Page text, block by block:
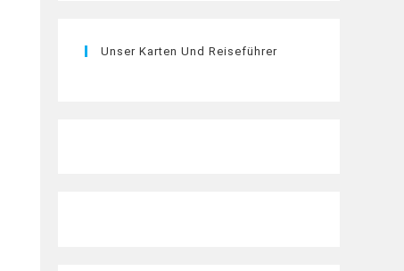
Unser Karten Und Reiseführer